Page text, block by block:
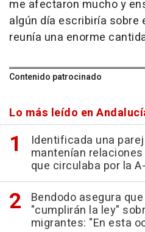
me afectaron mucho y
algún día escribiría sobre
reunía una enorme
Contenido patrocinado
Lo más leído en
Identificada una
mantenían
que circulaba por la
Bendodo asegura
"cumplirán la ley"
migrantes: "En esta